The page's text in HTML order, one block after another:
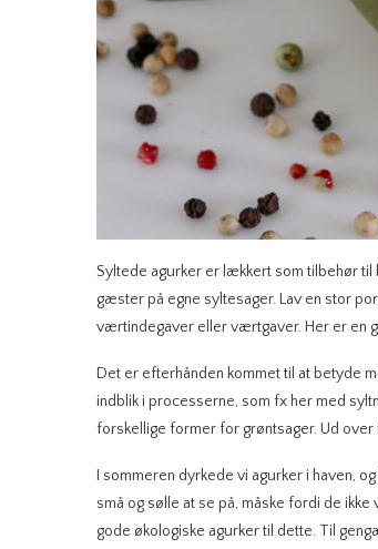
Syltede agurker er lækkert som tilbehør
gæster på egne syltesager. Lav en stor
værtindegaver eller værtgaver. Her er en
Det er efterhånden kommet til at betyde
indblik i processerne, som fx her med
forskellige former for grøntsager. Ud
I sommeren dyrkede vi agurker i haven,
små og sølle at se på, måske fordi de
gode økologiske agurker til dette. Til